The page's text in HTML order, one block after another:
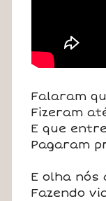
Falaram
Fizeram
E que
Pagaram
E olha nós
Fazendo